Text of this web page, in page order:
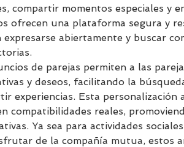
compartir momentos especiales y
ofrecen una plataforma segura y
expresarse abiertamente y buscar
de parejas permiten a las
y deseos, facilitando la
experiencias. Esta personalización
compatibilidades reales,
Ya sea para actividades
de la compañía mutua, estos